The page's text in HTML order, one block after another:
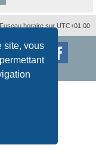
site, vous
Fuseau horaire sur UTC+01:00